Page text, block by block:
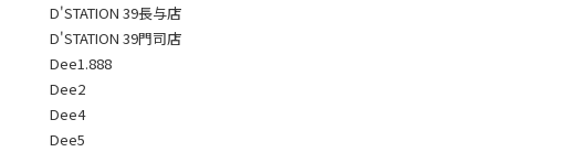
D'STATION 39長与店
D'STATION 39門司店
Dee1.888
Dee2
Dee4
Dee5